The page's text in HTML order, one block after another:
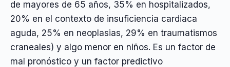
de mayores de 65 años, 35% en hospitalizados,
20% en el contexto de insuficiencia cardiaca
aguda, 25% en neoplasias, 29% en traumatismos
craneales) y algo menor en niños. Es un factor de
mal pronóstico y un factor predictivo